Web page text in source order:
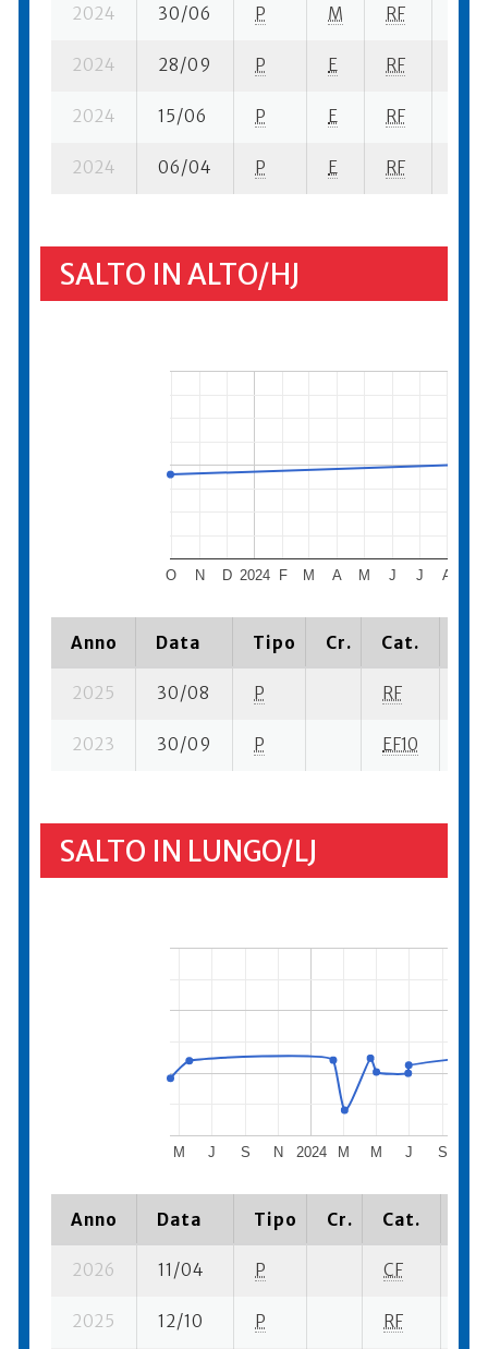
2024 30/06 P M RF
2024 28/09 P E RF
2024 15/06 P E RF
2024 06/04 P E RF
SALTO IN ALTO/HJ
2024
O N D F M A M J J A
Anno Data Tipo Cr. Cat.
2025 30/08 P RF
2023 30/09 P EF10
SALTO IN LUNGO/LJ
2024
M J S N M M J S
Anno Data Tipo Cr. Cat.
2026 11/04 P CF
2025 12/10 P RF